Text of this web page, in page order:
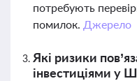
потребують
помилок. Джерело
Які ризики
інвестиціями у